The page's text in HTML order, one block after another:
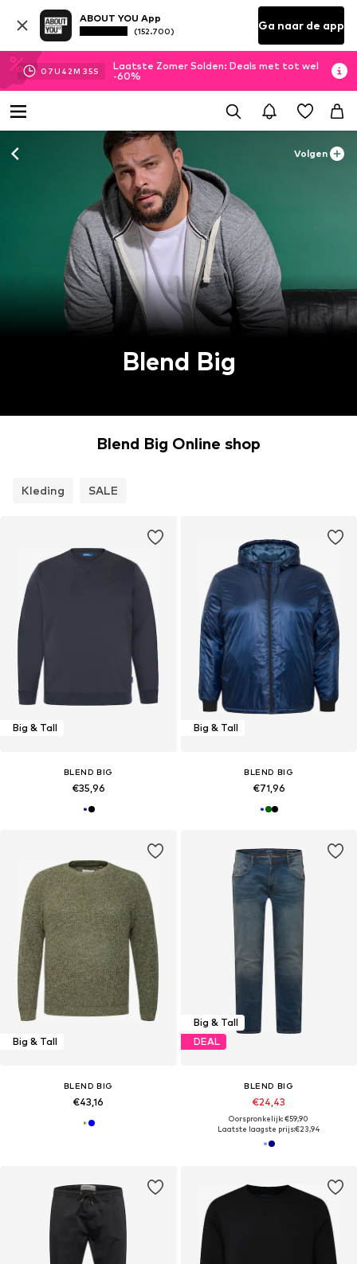
ABOUT YOU App
(152.700) Ga naar de app
07U 42M 34S
Laatste Zomer Solden: Deals met tot wel
-60%
Volgen
Blend Big
Blend Big Online shop
Kleding SALE
Big & Tall
BLEND BIG
€35,96
Big & Tall
BLEND BIG
€71,96
Big & Tall
BLEND BIG
€43,16
Big & Tall
DEAL
BLEND BIG
€24,43
Oorspronkelijk: €59,90
Laatste laagste prijs:€23,94